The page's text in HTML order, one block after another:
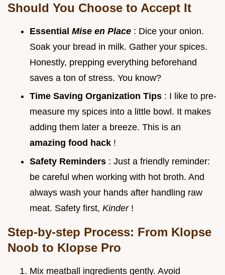
Should You Choose to Accept It
Essential Mise en Place : Dice your onion.
Soak your bread in milk. Gather your spices.
Honestly, prepping everything beforehand
saves a ton of stress. You know?
Time Saving Organization Tips : I like to pre-
measure my spices into a little bowl. It makes
adding them later a breeze. This is an
amazing food hack !
Safety Reminders : Just a friendly reminder:
be careful when working with hot broth. And
always wash your hands after handling raw
meat. Safety first, Kinder !
Step-by-step Process: From Klopse
Noob to Klopse Pro
Mix meatball ingredients gently. Avoid